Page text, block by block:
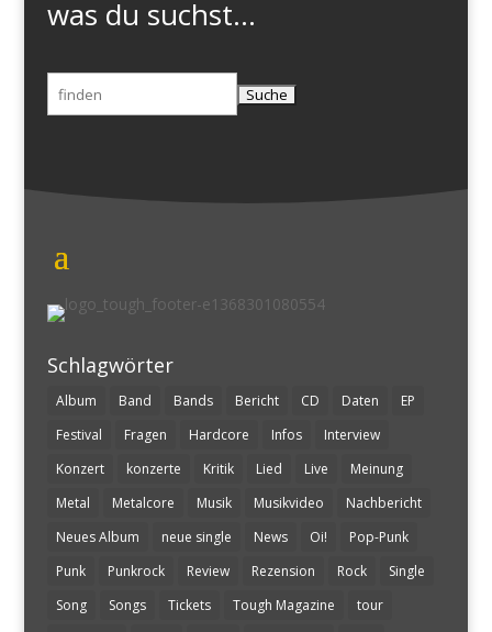
was du suchst...
Suchen
nach:
Schlagwörter
Album Band Bands Bericht CD Daten
EP
Festival
Fragen Hardcore Infos
Interview
Konzert
konzerte Kritik Lied Live
Meinung
Metal
Metalcore Musik Musikvideo
Nachbericht
Neues Album
neue single News Oi!
Pop-Punk
Punk
Punkrock Review Rezension Rock
Single
Song
Songs Tickets Tough Magazine
tour